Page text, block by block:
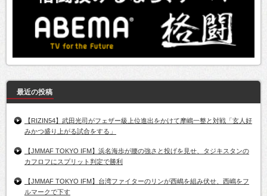
最近の投稿
【RIZIN54】武田光司がフェザー級上位進出をかけて摩嶋一整と対戦「玄人好
みかつ盛り上がる試合をする」
【JMMAF TOKYO IFM】浜名海歩が腰の強さと投げを見せ、タジキスタンの
カフロフにスプリット判定で勝利
【JMMAF TOKYO IFM】台湾ファイターのリンが西嶋を組み伏せ、西嶋をフ
ルマークで下す